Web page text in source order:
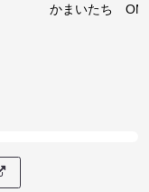
かまいたち